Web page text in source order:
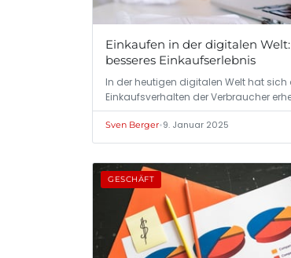
Einkaufen in der digitalen
besseres Einkaufserlebnis
In der heutigen digitalen Welt hat sich
Einkaufsverhalten der Verbraucher
Sven Berger•9. Januar 2025
GESCHÄFT